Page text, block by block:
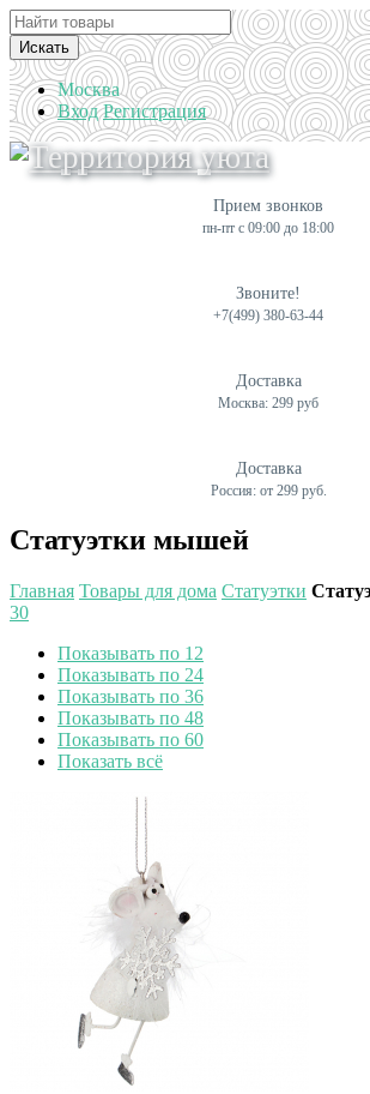
Искать
Москва
Вход Регистрация
Прием звонков
пн-пт с 09:00 до 18:00
Звоните!
+7(499) 380-63-44
Доставка
Москва: 299 руб
Доставка
Россия: от 299 руб.
Статуэтки мышей
Главная Товары для дома Статуэтки
30
Показывать по 12
Показывать по 24
Показывать по 36
Показывать по 48
Показывать по 60
Показать всё